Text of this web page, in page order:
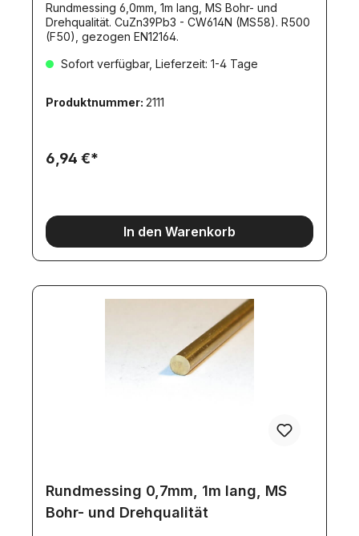
Rundmessing 6,0mm, 1m lang, MS Bohr- und
Drehqualität. CuZn39Pb3 - CW614N (MS58). R500
(F50), gezogen EN12164.
Sofort verfügbar, Lieferzeit: 1-4 Tage
Produktnummer: 2111
6,94 €*
In den Warenkorb
Rundmessing 0,7mm, 1m lang, MS
Bohr- und Drehqualität